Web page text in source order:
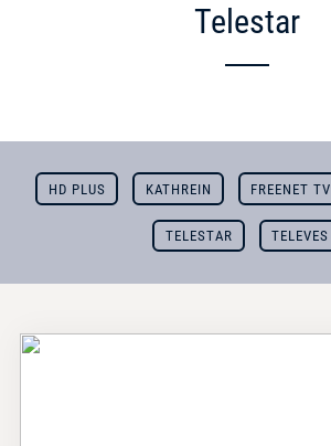
Telestar
HD PLUS KATHREIN FREENET TV
TELESTAR TELEVES